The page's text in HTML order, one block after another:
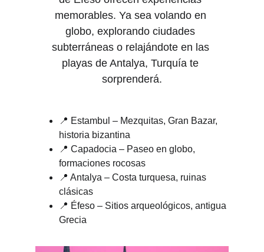
memorables. Ya sea volando en
globo, explorando ciudades
subterráneas o relajándote en las
playas de Antalya, Turquía te
sorprenderá.
📍 Estambul – Mezquitas, Gran Bazar,
historia bizantina
📍 Capadocia – Paseo en globo,
formaciones rocosas
📍 Antalya – Costa turquesa, ruinas
clásicas
📍 Éfeso – Sitios arqueológicos, antigua
Grecia